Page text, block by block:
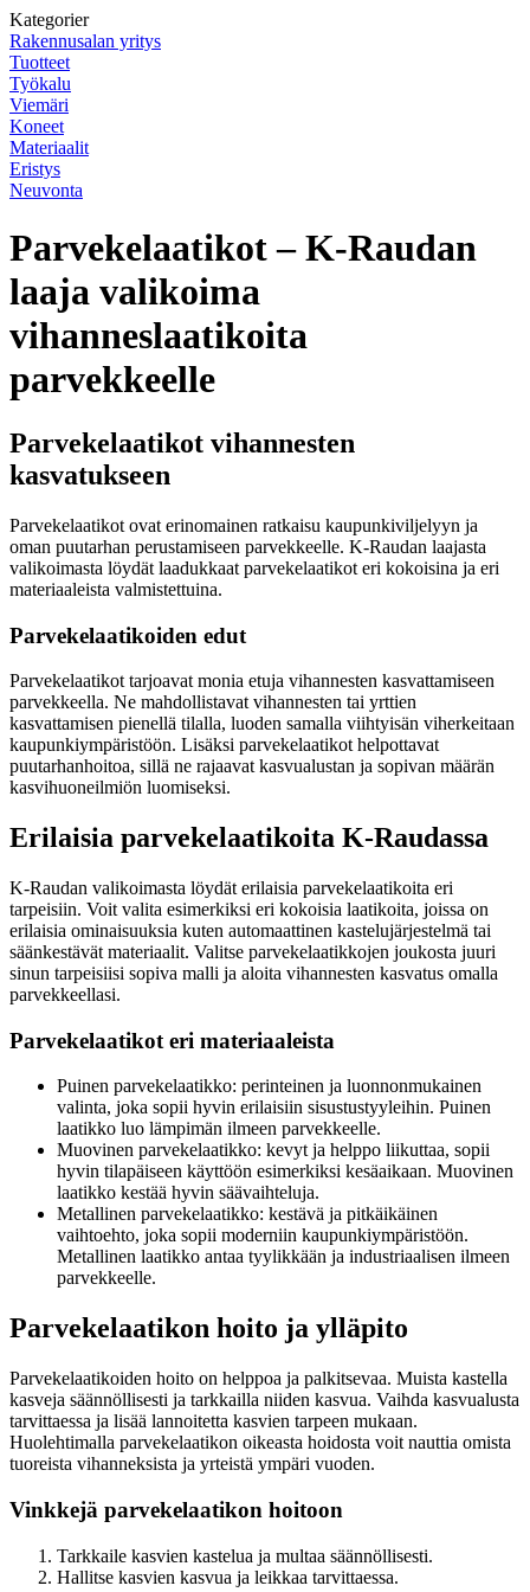
Kategorier
Rakennusalan yritys
Tuotteet
Työkalu
Viemäri
Koneet
Materiaalit
Eristys
Neuvonta
Parvekelaatikot – K-Raudan
laaja valikoima
vihanneslaatikoita
parvekkeelle
Parvekelaatikot vihannesten
kasvatukseen
Parvekelaatikot ovat erinomainen ratkaisu kaupunkiviljelyyn ja
oman puutarhan perustamiseen parvekkeelle. K-Raudan laajasta
valikoimasta löydät laadukkaat parvekelaatikot eri kokoisina ja eri
materiaaleista valmistettuina.
Parvekelaatikoiden edut
Parvekelaatikot tarjoavat monia etuja vihannesten kasvattamiseen
parvekkeella. Ne mahdollistavat vihannesten tai yrttien
kasvattamisen pienellä tilalla, luoden samalla viihtyisän viherkeitaan
kaupunkiympäristöön. Lisäksi parvekelaatikot helpottavat
puutarhanhoitoa, sillä ne rajaavat kasvualustan ja sopivan määrän
kasvihuoneilmiön luomiseksi.
Erilaisia parvekelaatikoita K-Raudassa
K-Raudan valikoimasta löydät erilaisia parvekelaatikoita eri
tarpeisiin. Voit valita esimerkiksi eri kokoisia laatikoita, joissa on
erilaisia ominaisuuksia kuten automaattinen kastelujärjestelmä tai
säänkestävät materiaalit. Valitse parvekelaatikkojen joukosta juuri
sinun tarpeisiisi sopiva malli ja aloita vihannesten kasvatus omalla
parvekkeellasi.
Parvekelaatikot eri materiaaleista
Puinen parvekelaatikko: perinteinen ja luonnonmukainen
valinta, joka sopii hyvin erilaisiin sisustustyyleihin. Puinen
laatikko luo lämpimän ilmeen parvekkeelle.
Muovinen parvekelaatikko: kevyt ja helppo liikuttaa, sopii
hyvin tilapäiseen käyttöön esimerkiksi kesäaikaan. Muovinen
laatikko kestää hyvin säävaihteluja.
Metallinen parvekelaatikko: kestävä ja pitkäikäinen
vaihtoehto, joka sopii moderniin kaupunkiympäristöön.
Metallinen laatikko antaa tyylikkään ja industriaalisen ilmeen
parvekkeelle.
Parvekelaatikon hoito ja ylläpito
Parvekelaatikoiden hoito on helppoa ja palkitsevaa. Muista kastella
kasveja säännöllisesti ja tarkkailla niiden kasvua. Vaihda kasvualusta
tarvittaessa ja lisää lannoitetta kasvien tarpeen mukaan.
Huolehtimalla parvekelaatikon oikeasta hoidosta voit nauttia omista
tuoreista vihanneksista ja yrteistä ympäri vuoden.
Vinkkejä parvekelaatikon hoitoon
Tarkkaile kasvien kastelua ja multaa säännöllisesti.
Hallitse kasvien kasvua ja leikkaa tarvittaessa.